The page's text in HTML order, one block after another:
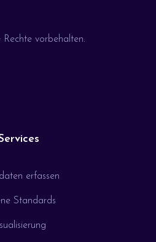
vorbehalten.
erfassen
Standards